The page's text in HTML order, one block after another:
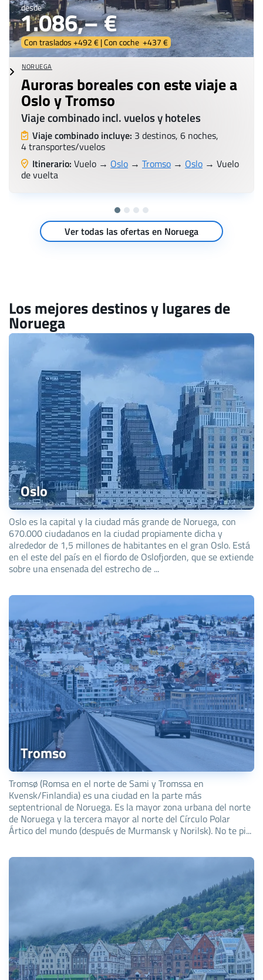
desde
1.086,– €
Con traslados +492 € | Con coche +437 €
NORUEGA
Auroras boreales con este viaje a
Oslo y Tromso
Viaje combinado incl. vuelos y hoteles
Viaje combinado incluye: 3 destinos, 6 noches,
4 transportes/vuelos
Itinerario: Vuelo → Oslo → Tromso → Oslo → Vuelo
de vuelta
Ver todas las ofertas en Noruega
Los mejores destinos y lugares de
Noruega
Oslo
Oslo es la capital y la ciudad más grande de Noruega, con
670.000 ciudadanos en la ciudad propiamente dicha y
alrededor de 1,5 millones de habitantes en el gran Oslo. Está
en el este del país en el fiordo de Oslofjorden, que se extiende
sobre una ensenada del estrecho de ...
Tromso
Tromsø (Romsa en el norte de Sami y Tromssa en
Kvensk/Finlandia) es una ciudad en la parte más
septentrional de Noruega. Es la mayor zona urbana del norte
de Noruega y la tercera mayor al norte del Círculo Polar
Ártico del mundo (después de Murmansk y Norilsk). No te pi...